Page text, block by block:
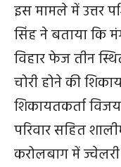
इस मामले में उत्तर
सिंह ने बताया कि
विहार फेज तीन
चोरी होने की
शिकायतकर्ता
परिवार सहित
करोलबाग में